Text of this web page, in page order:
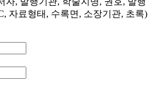
자료형태, 수록면, 소장기관, 초록)